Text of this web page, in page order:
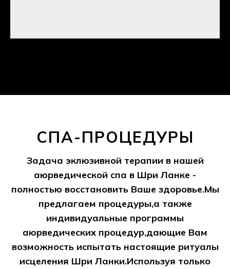
СПА-ПРОЦЕДУРЫ
Задача эклюзивной терапии в нашей
аюрведической спа в Шри Ланке -
полностью восстановить Ваше здоровье.Мы
предлагаем процедуры,а также
индивидуальные программы
аюрведических процедур,дающие Вам
возможность испытать настоящие ритуалы
исцеления Шри Ланки.Используя только